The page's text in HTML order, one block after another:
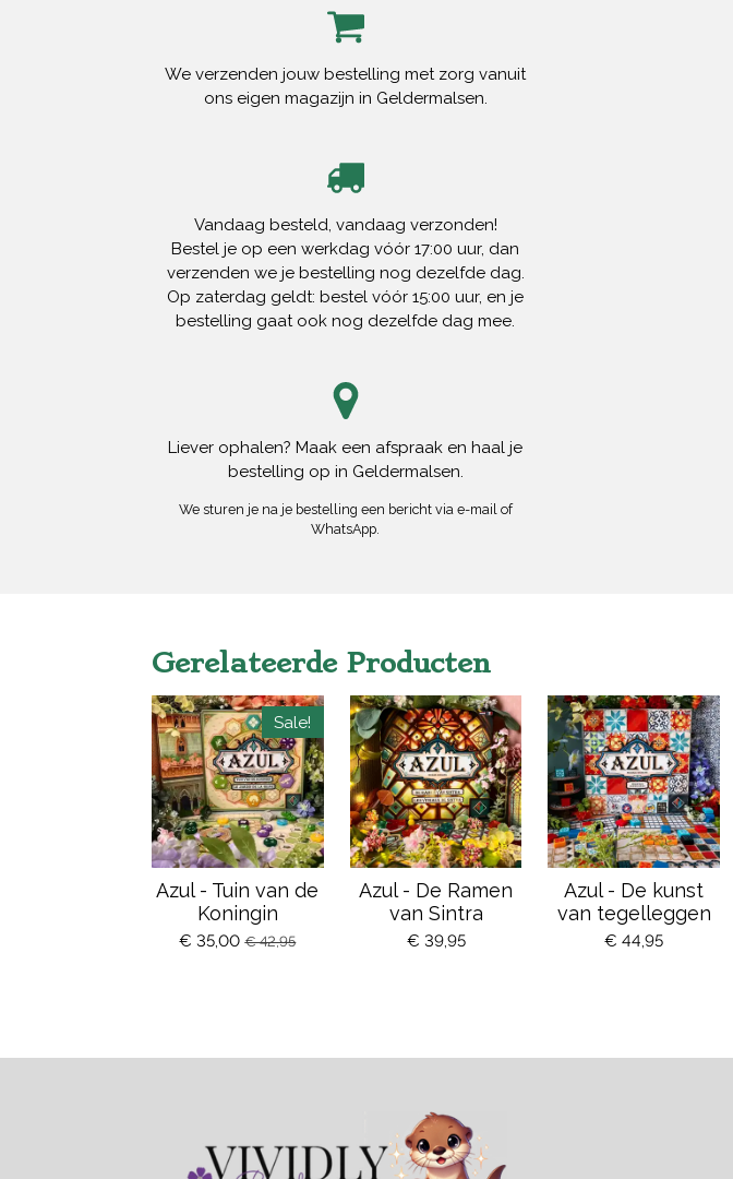
We verzenden jouw bestelling met zorg vanuit
ons eigen magazijn in Geldermalsen.
Vandaag besteld, vandaag verzonden!
Bestel je op een werkdag vóór 17:00 uur, dan
verzenden we je bestelling nog dezelfde dag.
Op zaterdag geldt: bestel vóór 15:00 uur, en je
bestelling gaat ook nog dezelfde dag mee.
Liever ophalen? Maak een afspraak en haal je
bestelling op in Geldermalsen.
We sturen je na je bestelling een bericht via e-mail of
WhatsApp.
Gerelateerde Producten
Sale!
Azul - Tuin van de
Koningin
€ 35,00 € 42,95
Azul - De Ramen
van Sintra
€ 39,95
Azul - De kunst
van tegelleggen
€ 44,95